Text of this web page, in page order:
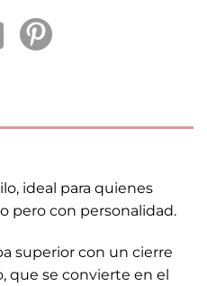
ideal para quienes
pero con personalidad.
superior con un cierre
que se convierte en el